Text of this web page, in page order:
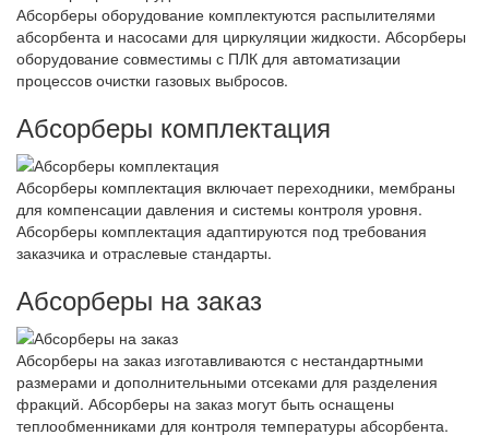
Абсорберы оборудование комплектуются распылителями
абсорбента и насосами для циркуляции жидкости. Абсорберы
оборудование совместимы с ПЛК для автоматизации
процессов очистки газовых выбросов.
Абсорберы комплектация
Абсорберы комплектация включает переходники, мембраны
для компенсации давления и системы контроля уровня.
Абсорберы комплектация адаптируются под требования
заказчика и отраслевые стандарты.
Абсорберы на заказ
Абсорберы на заказ изготавливаются с нестандартными
размерами и дополнительными отсеками для разделения
фракций. Абсорберы на заказ могут быть оснащены
теплообменниками для контроля температуры абсорбента.